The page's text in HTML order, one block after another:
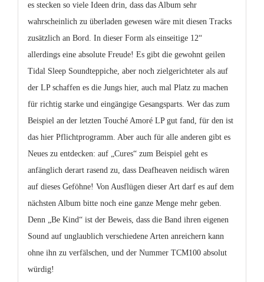
es stecken so viele Ideen drin, dass das Album sehr
wahrscheinlich zu überladen gewesen wäre mit diesen Tracks
zusätzlich an Bord. In dieser Form als einseitige 12“
allerdings eine absolute Freude! Es gibt die gewohnt geilen
Tidal SleepSoundteppiche, aber noch zielgerichteter als auf
der LP schaffen es die Jungs hier, auch mal Platz zu machen
für richtig starke und eingängige Gesangsparts. Wer das zum
Beispiel an der letzten Touché Amoré LP gut fand, für den ist
das hier Pflichtprogramm. Aber auch für alle anderen gibt es
Neues zu entdecken: auf „Cures“ zum Beispiel geht es
anfänglich derart rasend zu, dass Deafheaven neidisch wären
auf dieses Geföhne! Von Ausflügen dieser Art darf es auf dem
nächsten Album bitte noch eine ganze Menge mehr geben.
Denn „Be Kind“ ist der Beweis, dass die Band ihren eigenen
Sound auf unglaublich verschiedene Arten anreichern kann
ohne ihn zu verfälschen, und der Nummer TCM100 absolut
würdig!